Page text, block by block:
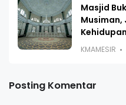
Masjid
Musiman,
Kehidupan
KMAMESIR
Posting Komentar